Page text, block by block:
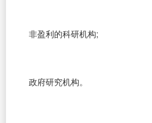
非盈利的科研机构;
政府研究机构。